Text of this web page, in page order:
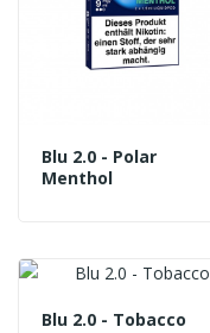
Blu 2.0 - Polar
Menthol
Blu 2.0 - Tobacco